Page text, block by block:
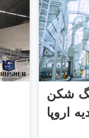
شکن
اروپا